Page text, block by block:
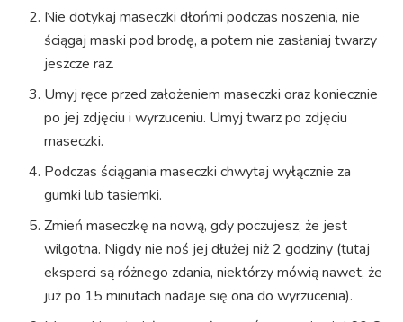
Nie dotykaj maseczki dłońmi podczas noszenia, nie
ściągaj maski pod brodę, a potem nie zasłaniaj twarzy
jeszcze raz.
Umyj ręce przed założeniem maseczki oraz koniecznie
po jej zdjęciu i wyrzuceniu. Umyj twarz po zdjęciu
maseczki.
Podczas ściągania maseczki chwytaj wyłącznie za
gumki lub tasiemki.
Zmień maseczkę na nową, gdy poczujesz, że jest
wilgotna. Nigdy nie noś jej dłużej niż 2 godziny (tutaj
eksperci są różnego zdania, niektórzy mówią nawet, że
już po 15 minutach nadaje się ona do wyrzucenia).